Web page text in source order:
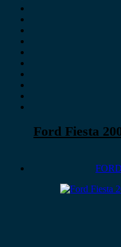
Ford Fiesta